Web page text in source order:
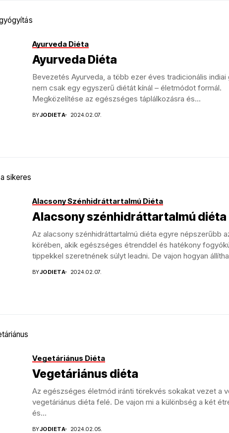
Ayurveda Diéta
Ayurveda Diéta
Bevezetés Ayurveda, a több ezer éves tradicionális indiai
nem csak egy egyszerű diétát kínál – életmódot formál.
Megközelítése az egészséges táplálkozásra és...
BYJODIETA 2024.02.07.
Alacsony Szénhidráttartalmú Diéta
Alacsony szénhidráttartalmú diéta
Az alacsony szénhidráttartalmú diéta egyre népszerűbb
körében, akik egészséges étrenddel és hatékony
tippekkel szeretnének súlyt leadni. De vajon hogyan
BYJODIETA 2024.02.07.
Vegetáriánus Diéta
Vegetáriánus diéta
Az egészséges életmód iránti törekvés sokakat vezet a
vegetáriánus diéta felé. De vajon mi a különbség a két
és...
BYJODIETA 2024.02.05.